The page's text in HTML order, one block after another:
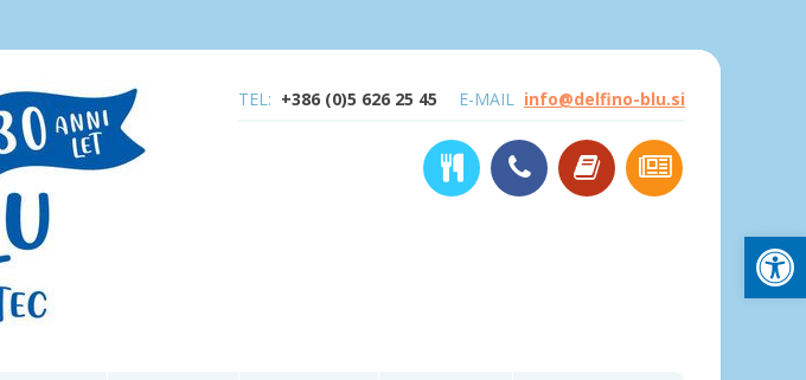
TEL: +386 (0)5 626 25 45 E-MAIL info@delfino-blu.si